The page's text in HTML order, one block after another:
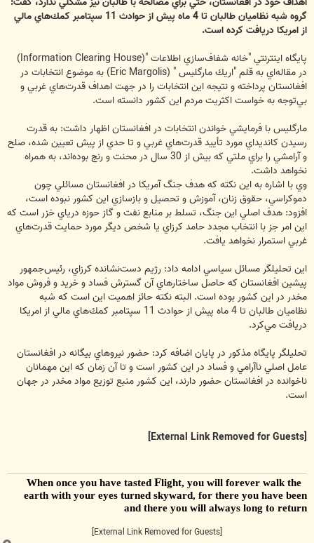
گروه شبه نظاميان طالبان تا 4 ماه پيش از حوادث 11 سپتامبر كمك‌هاي مالي
از امريكا دريافت كرده است.
پايگاه اينترنتي "خانه شفاف‌سازي اطلاعات "(Information Clearing House)
در مقاله‌اي به قلم "اريك مارگليس " (Eric Margolis) به موضوع انتخابات در
افغانستان پرداخته و نتيجه اين انتخابات را در جهت اهداف قدرت‌هاي غربي و
بي‌توجه به خواست اكثريت مردم اين كشور دانسته است.
مارگليس با فرمايشي خواندن انتخابات در افغانستان اظهار داشت: به قدرت
رسيدن كانديداي مورد تأييد قدرت‌هاي غربي و تا حدي از پيش تعيين شده، صلح
و آرامشي را براي ملتي كه بيش از 30 سال در محنت و رنج بوده‌اند، به همراه
نخواهد داشت.
وي با اشاره به اين نكته كه هدف جنگ آمريكا در افغانستان مسائلي چون
دموكراسي، حقوق زنان، آموزش و تحصيل و بازسازي اين كشور نبوده است،
افزود: هدف اصلي اين جنگ، تسلط بر منابع نفت و گاز حوزه درياي خزر است كه
اين امر جز با انتخاب مجدد حامد كرزاي يا شخص ديگر مورد حمايت قدرت‌هاي
غربي استمرار نخواهد يافت.
اين تحليلگر مسائل سياسي ادامه داد: رژيم دست‌نشانده كرزاي، رئيس‌جمهور
پيشين افغانستان كه حاصل ساختارهاي آن گسترش فساد و خريد و فروش مواد
مخدر در اين كشور بوده است. البته نكته حائز اهميت اين است كه شبه
نظاميان طالبان تا 4 ماه پيش از حوادث 11 سپتامبر كمك‌هاي مالي از امريكا
دريافت مي‌كرد.
تحليلگر پايگاه مذكور در پايان اضافه كرد: حضور نيروهاي بيگانه در افغانستان
عامل اصلي ناآرامي و فساد در اين كشور است و تا آن زمان كه اين مهمانان
ناخوانده در افغانستان حضور دارند، اين كشور منبع توزيع مواد مخدر در جهان
است.
[External Link Removed for Guests]
Flight, you will forever walk the
earth with your eyes turned skyward, for there you have been
and there you will always long to return
[External Link Removed for Guests]